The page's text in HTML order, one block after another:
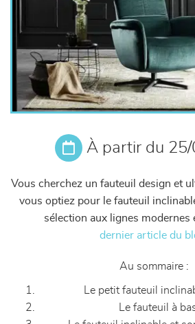
À partir du
Vous cherchez un fauteuil design et
vous optiez pour le fauteuil
sélection aux lignes modernes
dernier article du
Au sommaire :
Le petit fauteuil
Le fauteuil à